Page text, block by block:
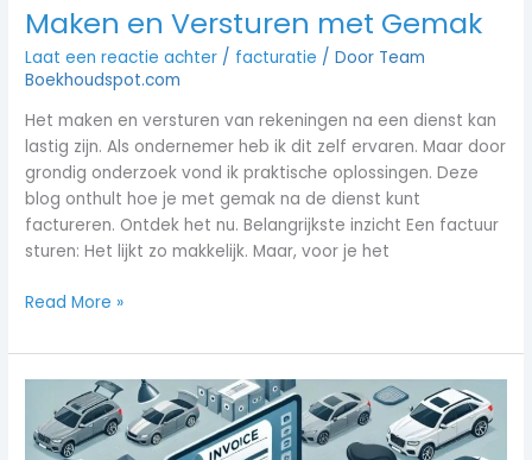
Maken en Versturen met Gemak
Laat een reactie achter / facturatie / Door Team
Boekhoudspot.com
Het maken en versturen van rekeningen na een dienst kan
lastig zijn. Als ondernemer heb ik dit zelf ervaren. Maar door
grondig onderzoek vond ik praktische oplossingen. Deze
blog onthult hoe je met gemak na de dienst kunt
factureren. Ontdek het nu. Belangrijkste inzicht Een factuur
sturen: Het lijkt zo makkelijk. Maar, voor je het
Read More »
Factuur
maken
voor